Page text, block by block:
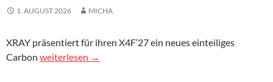
1. AUGUST 2026 MICHA
XRAY präsentiert für ihren X4F’27 ein neues einteiliges
Carbon Neues Top-Deck für den Xray X4F`27
weiterlesen →